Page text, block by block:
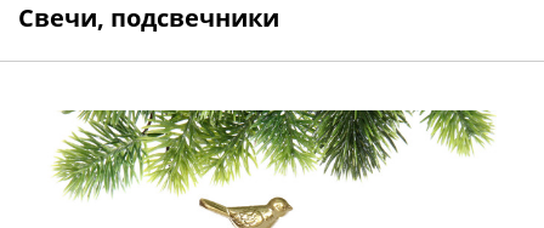
Свечи, подсвечники